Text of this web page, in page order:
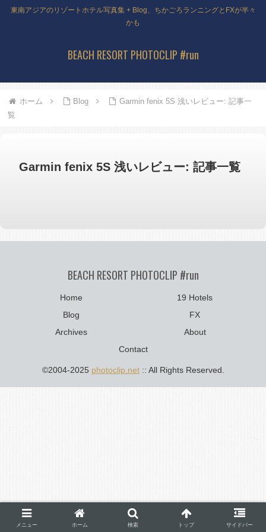
東南アジアのリゾートホテル写真集 + Blog、ちかごろランニングとFXが半々
かも
BEACH RESORT PHOTOCLIP #run
ホーム Blog
Garmin fenix 5S 浅いレビュー: 記事一
覧
Garmin fenix 5S 浅いレビュー: 記事一覧
BEACH RESORT PHOTOCLIP #run
Home
19 Hotels
Blog
FX
Archives
About
Contact
©2004-2025 photoclip.net:: All Rights Reserved.
メニュー ホーム 検索 トップ サイドバー